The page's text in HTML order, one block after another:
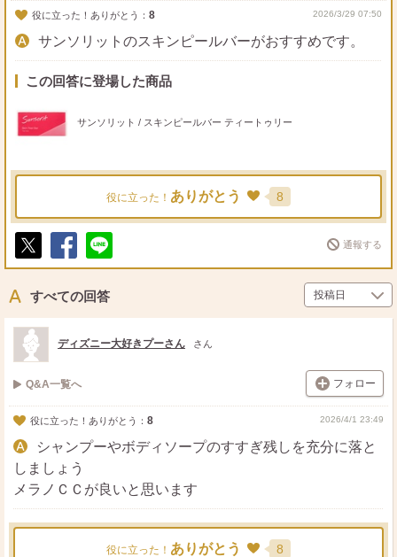
役に立った！ありがとう： 8 2026/3/29 07:50
サンソリットのスキンピールバーがおすすめです。
この回答に登場した商品
サンソリット / スキンピールバー ティートゥリー
役に立った！ ありがとう 8
ポ
ト
シ
ア
送
通報する
すべての回答
ディズニー大好きプーさん さん
Q&A一覧へ フォロー
役に立った！ありがとう： 8 2026/4/1 23:49
シャンプーやボディソープのすすぎ残しを充分に落と
しましょう
メラノＣＣが良いと思います
役に立った！ ありがとう 8